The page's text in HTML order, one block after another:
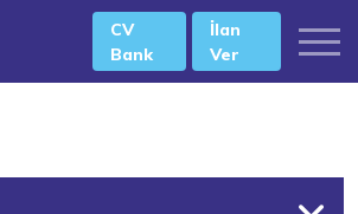
CV
Bank
İlan
Ver